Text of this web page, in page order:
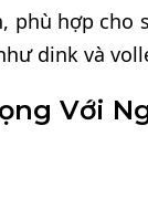
hợp cho
dink và
Với